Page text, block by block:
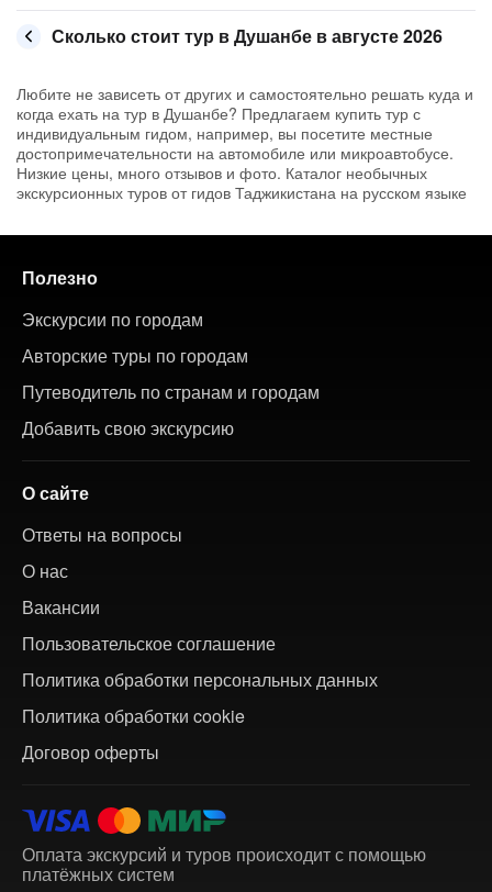
Сколько стоит тур в Душанбе в августе 2026
Любите не зависеть от других и самостоятельно решать куда и
когда ехать на тур в Душанбе? Предлагаем купить тур с
индивидуальным гидом, например, вы посетите местные
достопримечательности на автомобиле или микроавтобусе.
Низкие цены, много отзывов и фото. Каталог необычных
экскурсионных туров от гидов Таджикистана на русском языке
Полезно
Экскурсии по городам
Авторские туры по городам
Путеводитель по странам и городам
Добавить свою экскурсию
О сайте
Ответы на вопросы
О нас
Вакансии
Пользовательское соглашение
Политика обработки персональных данных
Политика обработки cookie
Договор оферты
Оплата экскурсий и туров происходит с помощью
платёжных систем